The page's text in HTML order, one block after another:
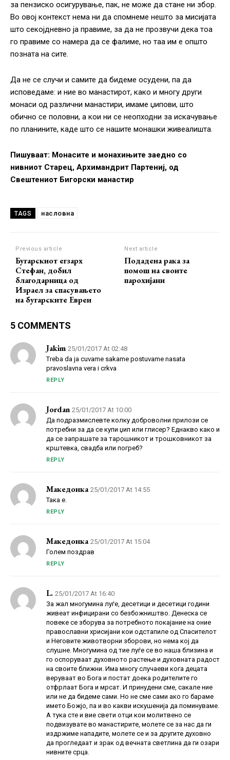
за пензиско осигурување, пак, не може да стане ни збор.
Во овој контекст нема ни да спомнеме нешто за мисијата
што секојдневно ја правиме, за да не прозвучи дека тоа
го правиме со намера да се фалиме, но таа им е општо
позната на сите.
Да не се случи и самите да бидеме осудени, па да
исповедаме: и ние во манастирот, како и многу други
монаси од различни манастири, имаме џипови, што
обично се половни, а кои ни се неопходни за искачување
по планините, каде што се нашите монашки живеалишта.
Пишуваат: Монасите и монахињите заедно со
нивниот Старец, Архимандрит Партениј, од
Свештениот Бигорски манастир
TAGS насловна
Previous article
Бугарскиот егзарх
Стефан, добил
благодарница од
Израел за спасувањето
на бугарските Евреи
Next article
Подадена рака за
помош на своите
парохијани
5 COMMENTS
Jakim 25/01/2017 At 02:48
Treba da ja cuvame sakame postuvame nasata
pravoslavna vera i crkva
REPLY
Jordan 25/01/2017 At 10:00
Да подразмислевте колку доброволни прилози се
потребни за да се купи џип или глисер? Еднакво како и
да се запрашате за тарошникот и трошковникот за
крштевка, свадба или погреб?
REPLY
Македонка 25/01/2017 At 14:55
Така е.
REPLY
Македонка 25/01/2017 At 15:04
Голем поздрав
REPLY
L. 25/01/2017 At 16:40
За жал многумина луѓе, десетици и десетици години
живеат инфицирани со безбожништво. Денеска се
повеке се зборува за потребното покајание на оние
православни хрисијани кои одстапиле од Спасителот
и Неговите животворни зборови, но нема кој да
слушне. Многумина од тие луѓе се во наша близина и
го оспоруваат духовното растење и духовната радост
на своите ближни. Има многу случаеви кога децата
веруваат во Бога и постат доека родителите го
отфрлаат Бога и мрсат. И принудени сме, сакале ние
или не да бидеме сами. Но не сме сами ако го бараме
името Божјо, па и во какви искушенија да поминуваме.
А тука сте и вие свети отци кои молитвено се
подвизувате во манастирите, молете се за нас да ги
издржиме нападите, молете се и за другите духовно
да прогледаат и зрак од вечната светлина да ги озари
нивните срца.